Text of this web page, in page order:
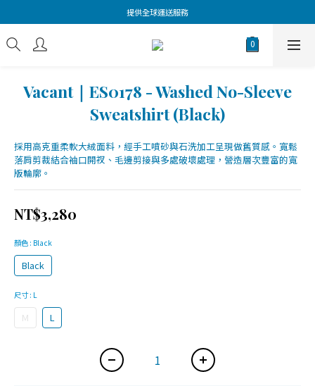
提供全球運送服務
Vacant｜ES0178 - Washed No-Sleeve
Sweatshirt (Black)
採用高克重柔軟大絨面料，經手工噴砂與石洗加工呈現做舊質感。寬鬆
落肩剪裁結合袖口開衩、毛邊剪接與多處破壞處理，營造層次豐富的寬
版輪廓。
NT$3,280
顏色 : Black
Black
尺寸: L
M L